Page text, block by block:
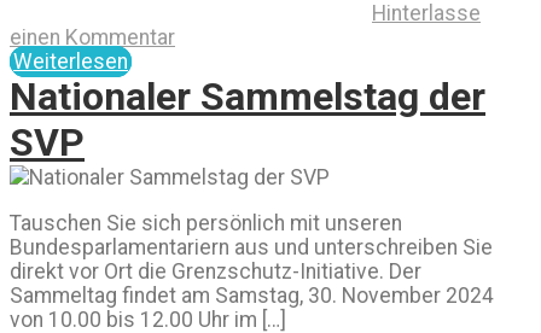
Hinterlasse
einen Kommentar
Weiterlesen
Nationaler Sammelstag der
SVP
Tauschen Sie sich persönlich mit unseren
Bundesparlamentariern aus und unterschreiben Sie
direkt vor Ort die Grenzschutz-Initiative. Der
Sammeltag findet am Samstag, 30. November 2024
von 10.00 bis 12.00 Uhr im […]